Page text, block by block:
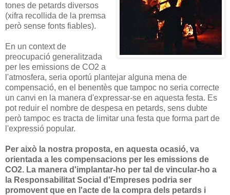
tones de petards diversos
(xifra recollida de la premsa
però sense fonts fiables).
En un context de
preocupació generalitzada
per les emissions de CO2 a
l'atmosfera, seria oportú plantejar alguna mena de
compensació, en el benentès que tampoc no seria correcte
un canvi en la manera d'expressar-se en aquesta festa. Es
pot reduir el nombre de despesa en petards, sens dubte
però tampoc es tracta de limitar una festa que forma part de
l'expressió popular.
Per això la nostra proposta, en aquesta ocasió, va
orientada a les compensacions per les emissions de
CO2. La manera d'implantar-ho per tal de vincular-ho a
la Responsabilitat Social d'Empreses podria ser
promovent que en l'acte de la compra dels petards i